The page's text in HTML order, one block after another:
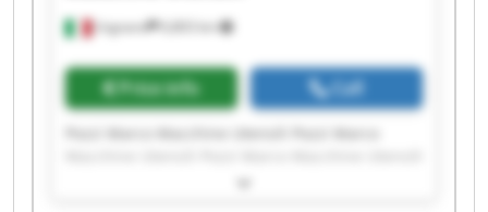
Urgnano 6,803 km
Price info Call
Pozzi Marco Macchine Utensili Pozzi Marco
Pozzi Marco Macchine Utensili Pozzi Marco